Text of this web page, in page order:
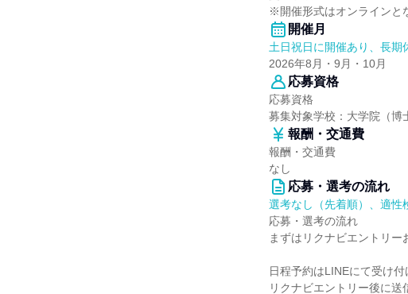
※開催形式はオンラインと
開催月
土日祝日に開催あり、長期
2026年8月・9月・10月
応募資格
応募資格
募集対象学校：大学院（博
報酬・交通費
報酬・交通費
なし
応募・選考の流れ
選考なし（先着順）、適性
応募・選考の流れ
まずはリクナビエントリー
日程予約はLINEにて受け付
リクナビエントリー後に送